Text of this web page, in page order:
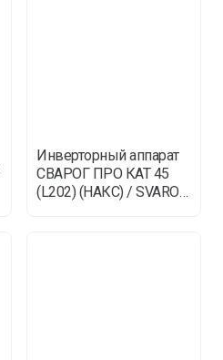
Инверторный аппарат
СВАРОГ ПРО КАТ 45
(L202) (НАКС) / SVAROG